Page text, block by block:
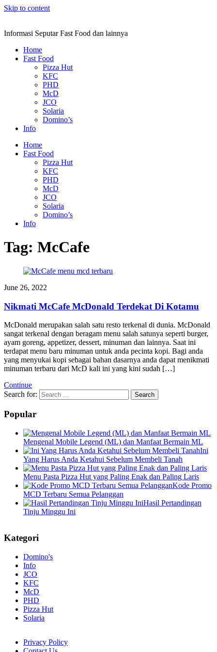
Skip to content
Informasi Seputar Fast Food dan lainnya
Home
Fast Food
Pizza Hut
KFC
PHD
McD
JCO
Solaria
Domino’s
Info
Home
Fast Food
Pizza Hut
KFC
PHD
McD
JCO
Solaria
Domino’s
Info
Tag: McCafe
June 26, 2022
Nikmati McCafe McDonald Terdekat Di Kotamu
McDonald merupakan salah satu resto terkenal di dunia. McDonald
sangat terkenal dengan beragam menu salah satunya seperti burger,
ayam goreng, appetizer, dessert, minuman dan lainnya. Saat ini
terdapat menu baru minuman untuk anda pecinta kopi. Bagi anda
yang menyukai kopi sebagai bahan dasarnya anda dapat menikmati
minuman terbaru dari McD kali ini yang kini sudah […]
Continue
Search for:
Popular
Mengenal Mobile Legend (ML) dan Manfaat Bermain ML
Ini
Yang Harus Anda Ketahui Sebelum Membeli Tanah
Menu Pasta Pizza Hut yang Paling Enak dan Paling Laris
Kode Promo
MCD Terbaru Semua Pelanggan
Hasil Pertandingan
Tinju Minggu Ini
Kategori
Domino's
Info
JCO
KFC
McD
PHD
Pizza Hut
Solaria
Privacy Policy